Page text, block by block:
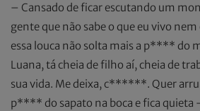
– Cansado de ficar escutando um
gente que não sabe o que eu vivo nem
essa louca não solta mais a p**** do
Luana, tá cheia de filho aí, cheia de
sua vida. Me deixa, c******. Quer
p**** do sapato na boca e fica quieta